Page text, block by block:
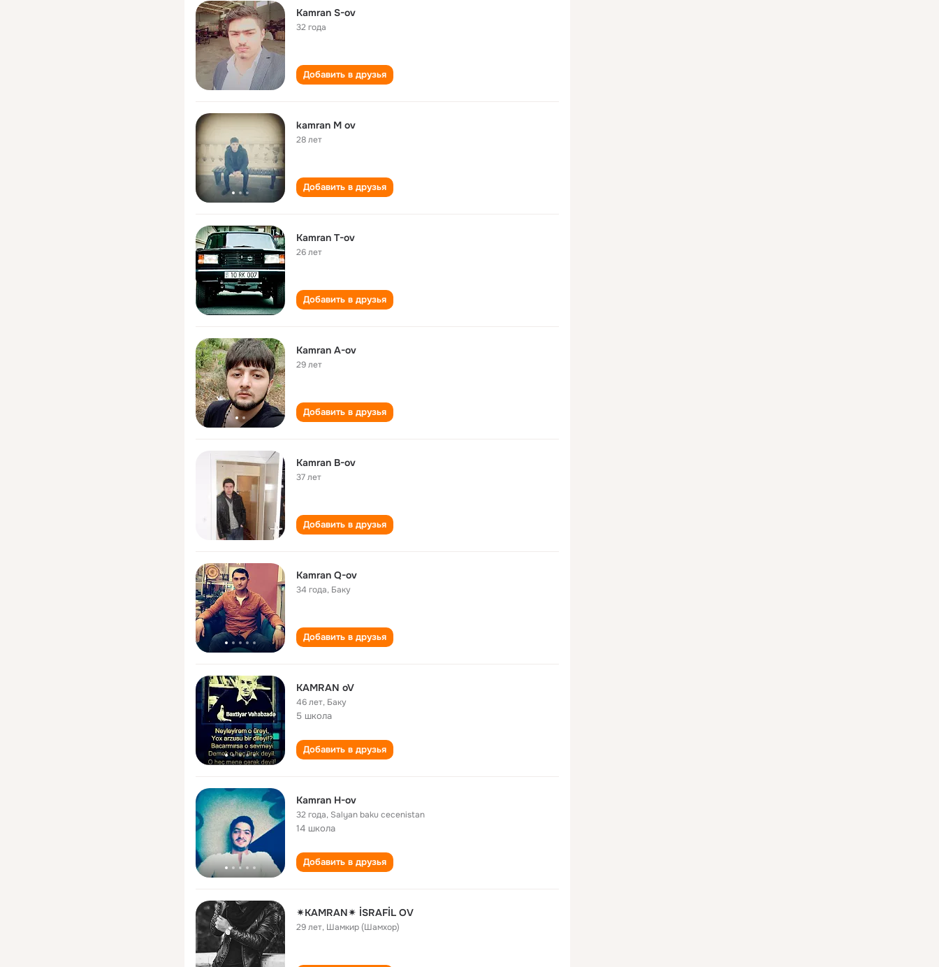
Kamran S-ov
32 года
Добавить в друзья
kamran M ov
28 лет
Добавить в друзья
Kamran T-ov
26 лет
Добавить в друзья
Kamran A-ov
29 лет
Добавить в друзья
Kamran B-ov
37 лет
Добавить в друзья
Kamran Q-ov
34 года, Баку
Добавить в друзья
KAMRAN oV
46 лет, Баку
5 школа
Добавить в друзья
Kamran H-ov
32 года, Salyan baku cecenistan
14 школа
Добавить в друзья
✴KAMRAN✴ İSRAFİL OV
29 лет, Шамкир (Шамхор)